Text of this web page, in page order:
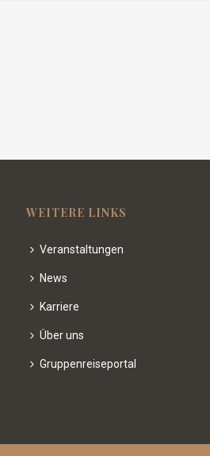
WEITERE LINKS
Veranstaltungen
News
Karriere
Über uns
Gruppenreiseportal